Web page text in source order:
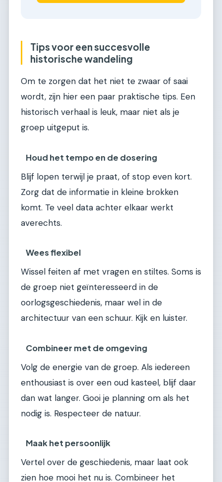
Tips voor een succesvolle
historische wandeling
Om te zorgen dat het niet te zwaar of saai
wordt, zijn hier een paar praktische tips. Een
historisch verhaal is leuk, maar niet als je
groep uitgeput is.
Houd het tempo en de dosering
Blijf lopen terwijl je praat, of stop even kort.
Zorg dat de informatie in kleine brokken
komt. Te veel data achter elkaar werkt
averechts.
Wees flexibel
Wissel feiten af met vragen en stiltes. Soms is
de groep niet geïnteresseerd in de
oorlogsgeschiedenis, maar wel in de
architectuur van een schuur. Kijk en luister.
Combineer met de omgeving
Volg de energie van de groep. Als iedereen
enthousiast is over een oud kasteel, blijf daar
dan wat langer. Gooi je planning om als het
nodig is. Respecteer de natuur.
Maak het persoonlijk
Vertel over de geschiedenis, maar laat ook
zien hoe mooi het nu is. Combineer het